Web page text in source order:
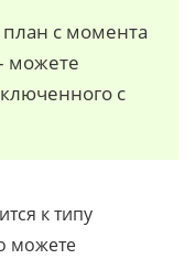
с момента
можете
с
к типу
можете